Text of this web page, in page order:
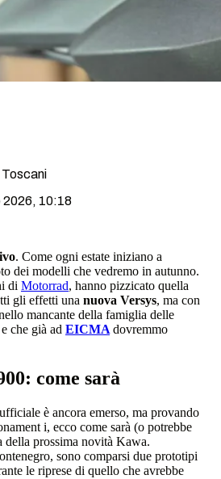
Toscani
2026, 10:18
. Come ogni estate iniziano a
dei modelli che vedremo in autunno.
di Motorrad, hanno pizzicato quella
gli effetti una nuova Versys, ma con
mancante della famiglia delle
e che già ad EICMA dovremmo
come sarà
è ancora emerso, ma provando
i, ecco come sarà (o potrebbe
della prossima novità Kawa.
sono comparsi due prototipi
le riprese di quello che avrebbe